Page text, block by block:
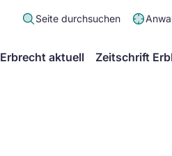
Seite durchsuchen
Erbrecht aktuell Zeitschrift